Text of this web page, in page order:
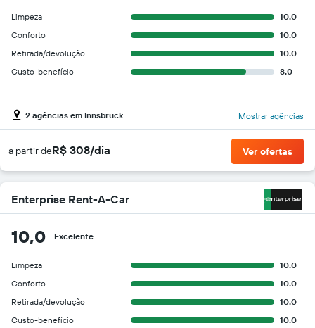
Limpeza
10.0
Conforto
10.0
Retirada/devolução
10.0
Custo-benefício
8.0
2 agências em Innsbruck Mostrar agências
a partir deR$ 308/dia Ver ofertas
Enterprise Rent-A-Car
10,0 Excelente
Limpeza
10.0
Conforto
10.0
Retirada/devolução
10.0
Custo-benefício
10.0